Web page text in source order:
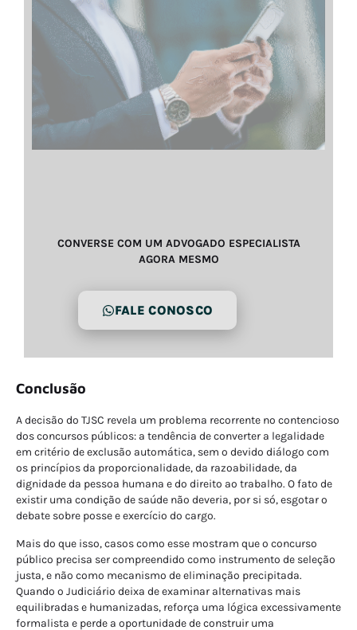
CONVERSE COM UM ADVOGADO ESPECIALISTA
AGORA MESMO
FALE CONOSCO
Conclusão
A decisão do TJSC revela um problema recorrente no contencioso
dos concursos públicos: a tendência de converter a legalidade
em critério de exclusão automática, sem o devido diálogo com
os princípios da proporcionalidade, da razoabilidade, da
dignidade da pessoa humana e do direito ao trabalho. O fato de
existir uma condição de saúde não deveria, por si só, esgotar o
debate sobre posse e exercício do cargo.
Mais do que isso, casos como esse mostram que o concurso
público precisa ser compreendido como instrumento de seleção
justa, e não como mecanismo de eliminação precipitada.
Quando o Judiciário deixa de examinar alternativas mais
equilibradas e humanizadas, reforça uma lógica excessivamente
formalista e perde a oportunidade de construir uma